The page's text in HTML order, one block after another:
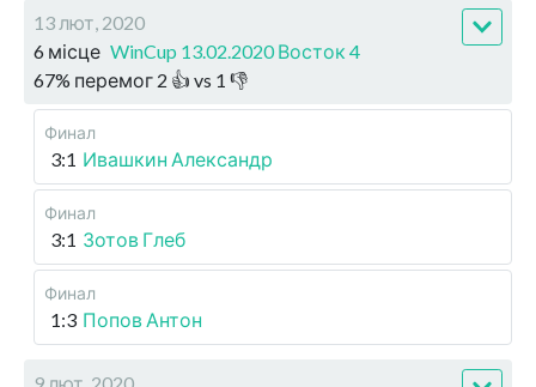
13 лют, 2020
6 місце WinCup 13.02.2020 Восток 4
67% перемог 2 👍 vs 1 👎
Финал
3:1 Ивашкин Александр
Финал
3:1 Зотов Глеб
Финал
1:3 Попов Антон
9 лют, 2020